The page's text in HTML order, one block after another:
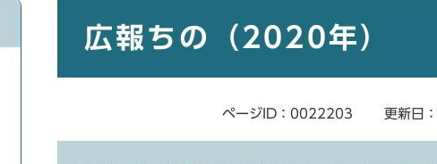
広報ちの（2020年）
ページID：0022203 更新日